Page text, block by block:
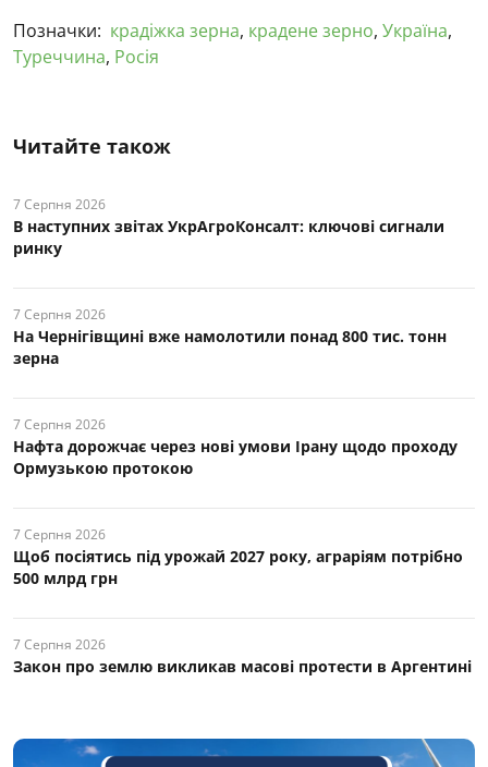
Позначки: крадіжка зерна, крадене зерно, Україна,
Туреччина, Росія
Читайте також
7 Серпня 2026
В наступних звітах УкрАгроКонсалт: ключові cигнали
ринку
7 Серпня 2026
На Чернігівщині вже намолотили понад 800 тис. тонн
зерна
7 Серпня 2026
Нафта дорожчає через нові умови Ірану щодо проходу
Ормузькою протокою
7 Серпня 2026
Щоб посіятись під урожай 2027 року, аграріям потрібно
500 млрд грн
7 Серпня 2026
Закон про землю викликав масові протести в Аргентині